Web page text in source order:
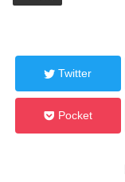
Twitter
Pocket